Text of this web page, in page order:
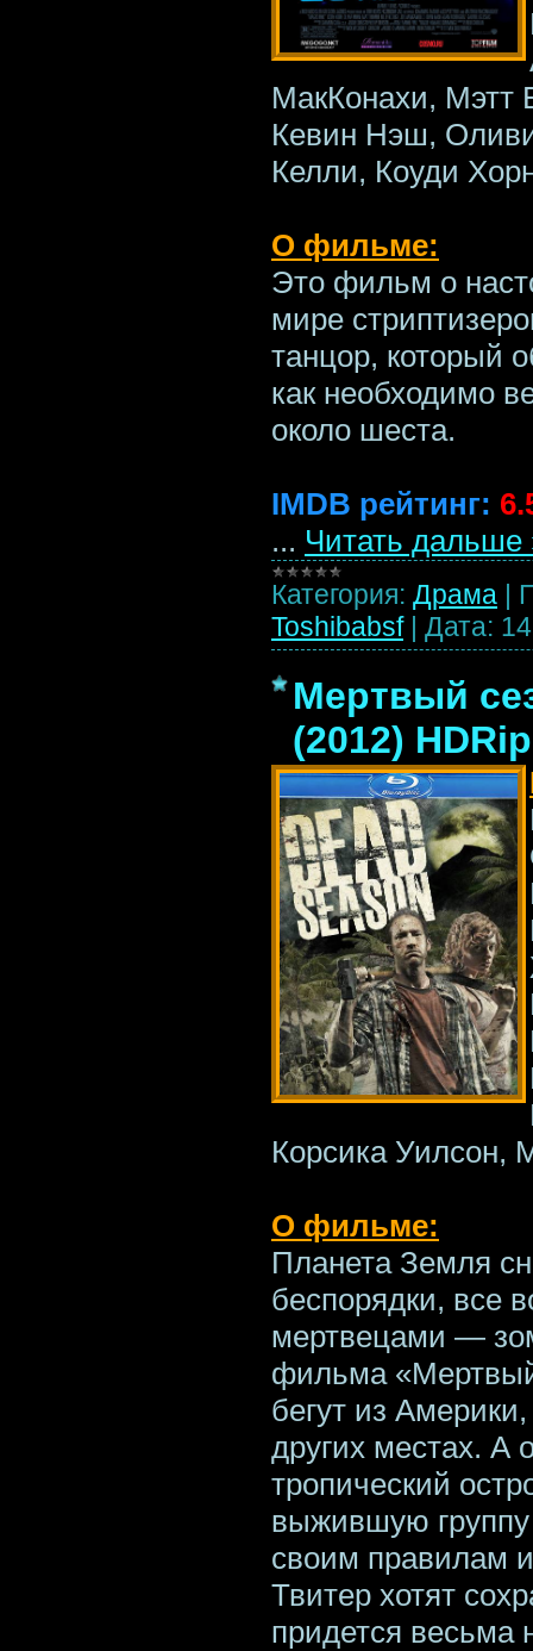
МакКонахи, Мэтт
Кевин Нэш,
Келли, Коуди
О фильме:
Это фильм о
мире
танцор, который
как необходимо
около шеста.
IMDB рейтинг:
... Читать дальше
Категория: Драма |
Toshibabsf | Дата:
Мертвый
(2012) HDRip
Корсика Уилсон,
О фильме:
Планета Земля
беспорядки, все
мертвецами —
фильма
бегут из
других местах. А
тропический
выжившую
своим правилам
Твитер хотят
придется весьма